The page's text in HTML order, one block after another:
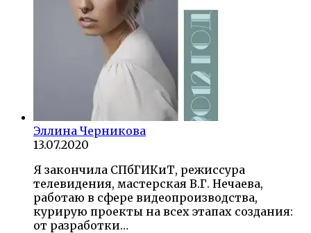
Эллина Черникова
13.07.2020
Я закончила СПбГИКиТ, режиссура
телевидения, мастерская В.Г. Нечаева,
работаю в сфере видеопроизводства,
курирую проекты на всех этапах создания:
от разработки…